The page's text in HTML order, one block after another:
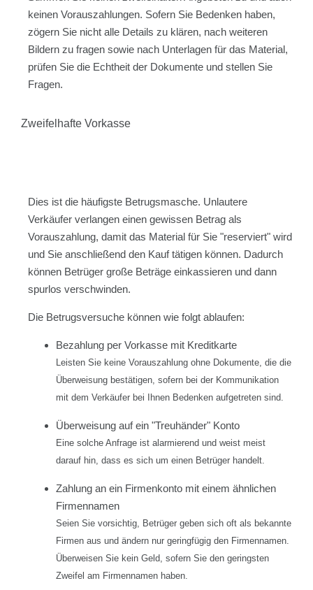
keinen Vorauszahlungen. Sofern Sie Bedenken haben,
zögern Sie nicht alle Details zu klären, nach weiteren
Bildern zu fragen sowie nach Unterlagen für das Material,
prüfen Sie die Echtheit der Dokumente und stellen Sie
Fragen.
Zweifelhafte Vorkasse
Dies ist die häufigste Betrugsmasche. Unlautere
Verkäufer verlangen einen gewissen Betrag als
Vorauszahlung, damit das Material für Sie "reserviert" wird
und Sie anschließend den Kauf tätigen können. Dadurch
können Betrüger große Beträge einkassieren und dann
spurlos verschwinden.
Die Betrugsversuche können wie folgt ablaufen:
Bezahlung per Vorkasse mit Kreditkarte
Leisten Sie keine Vorauszahlung ohne Dokumente, die die
Überweisung bestätigen, sofern bei der Kommunikation
mit dem Verkäufer bei Ihnen Bedenken aufgetreten sind.
Überweisung auf ein "Treuhänder" Konto
Eine solche Anfrage ist alarmierend und weist meist
darauf hin, dass es sich um einen Betrüger handelt.
Zahlung an ein Firmenkonto mit einem ähnlichen
Firmennamen
Seien Sie vorsichtig, Betrüger geben sich oft als bekannte
Firmen aus und ändern nur geringfügig den Firmennamen.
Überweisen Sie kein Geld, sofern Sie den geringsten
Zweifel am Firmennamen haben.